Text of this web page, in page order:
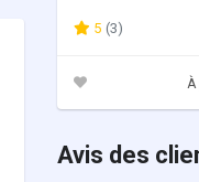
5 (3)
À
Avis des